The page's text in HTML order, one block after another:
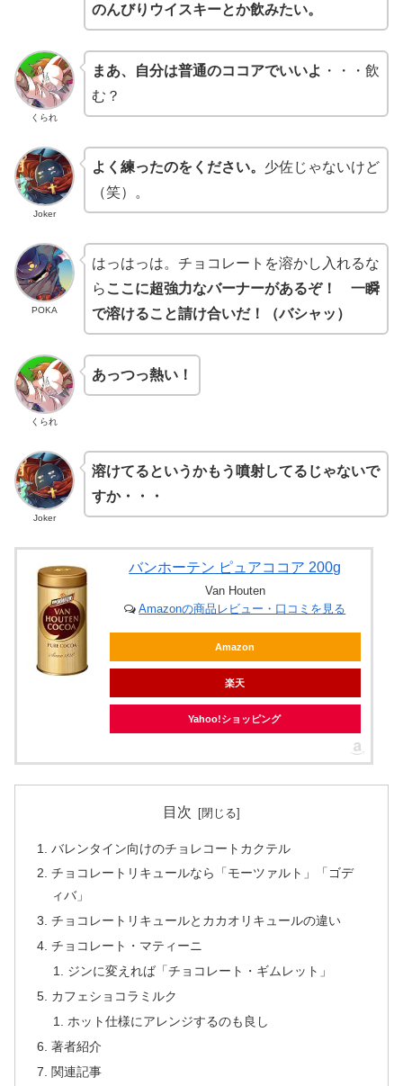
のんびりウイスキーとか飲みたい。
くられ
まあ、自分は普通のココアでいいよ ・・・飲
む？
Joker
よく練ったのをください。 少佐じゃないけど
（笑）。
POKA
はっはっは。チョコレートを溶かし入れるな
ら ここに超強力なバーナーがあるぞ！ 一瞬
で溶けること請け合いだ！（バシャッ）
くられ
あっつっ熱い！
Joker
溶けてるというかもう噴射してるじゃないで
すか・・・
バンホーテン ピュアココア 200g
Van Houten
Amazonの商品レビュー・口コミを見る
Amazon
楽天
Yahoo!ショッピング
目次
バレンタイン向けのチョレコートカクテル
チョコレートリキュールなら「モーツァルト」「ゴデ
ィバ」
チョコレートリキュールとカカオリキュールの違い
チョコレート・マティーニ
ジンに変えれば「チョコレート・ギムレット」
カフェショコラミルク
ホット仕様にアレンジするのも良し
著者紹介
関連記事